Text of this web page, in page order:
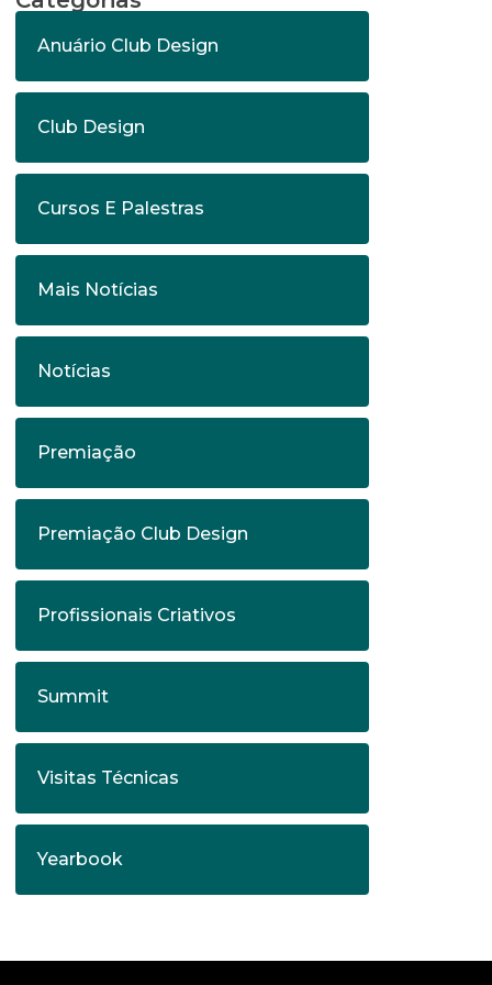
Anuário Club Design
Club Design
Cursos E Palestras
Mais Notícias
Notícias
Premiação
Premiação Club Design
Profissionais Criativos
Summit
Visitas Técnicas
Yearbook